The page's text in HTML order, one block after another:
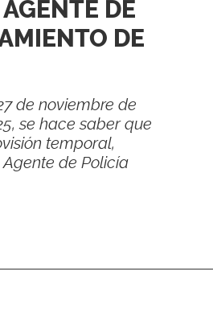
DE
DE
de noviembre de
se hace saber que
temporal,
de Policía